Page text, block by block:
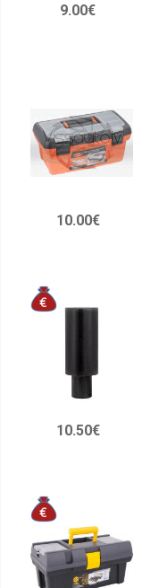
9.00€
10.00€
10.50€